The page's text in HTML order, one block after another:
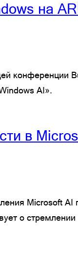
на
AI».
в
Microsoft
о